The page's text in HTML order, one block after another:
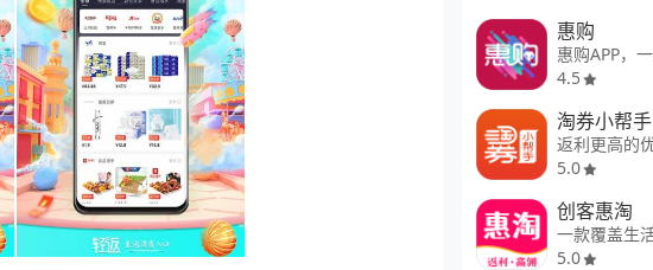
惠购
4.5
淘券小帮手
5.0
创客惠淘
5.0